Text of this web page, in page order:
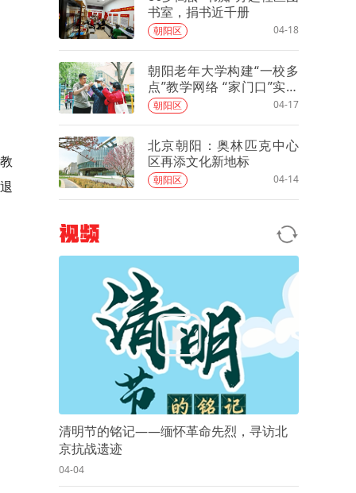
书室，捐书近千册
朝阳区 04-18
朝阳老年大学构建“一校多
点”教学网络 “家门口”实现
老有所学
朝阳区 04-17
北京朝阳：奥林匹克中心
区再添文化新地标
朝阳区 04-14
视频
清明节的铭记——缅怀革命先烈，寻访北
京抗战遗迹
04-04